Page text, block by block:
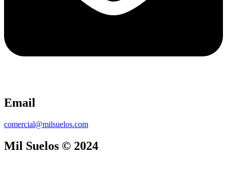
Email
comercial@milsuelos.com
Mil Suelos © 2024